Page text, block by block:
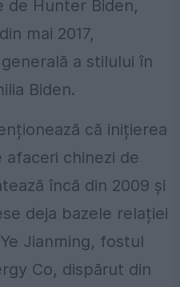
de Hunter Biden,
mai 2017,
a stilului în
Biden.
că inițierea
chinezi de
încă din 2009 și
deja bazele relației
Jianming, fostul
Co, dispărut din